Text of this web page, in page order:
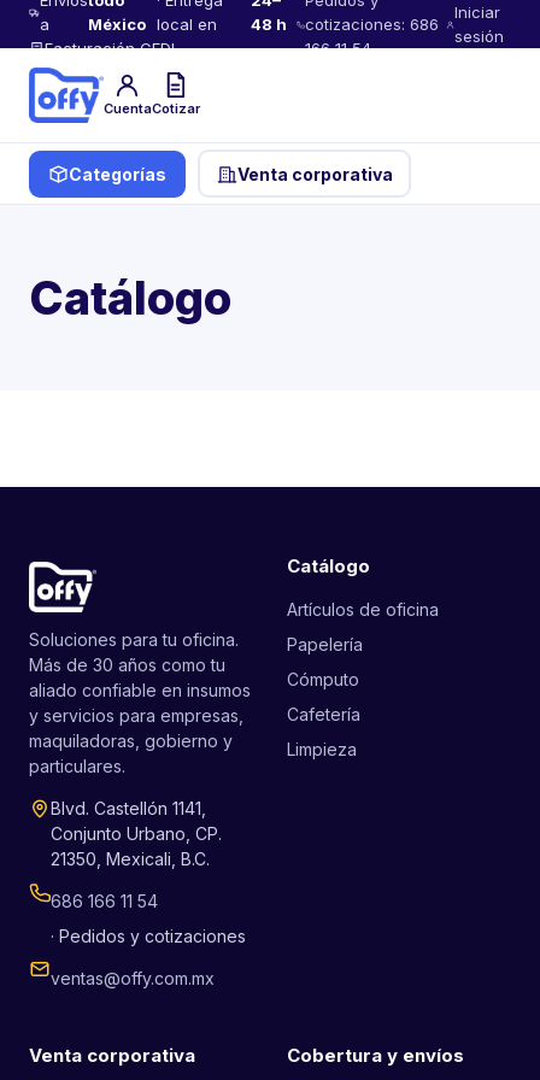
a
México local en
48 h
Facturación CFDI
cotizaciones: 686
166 11 54
Iniciar
sesión
CuentaCotizar
Categorías Venta corporativa
Catálogo
Soluciones para tu oficina.
Más de 30 años como tu
aliado confiable en insumos
y servicios para empresas,
maquiladoras, gobierno y
particulares.
Blvd. Castellón 1141,
Conjunto Urbano, CP.
21350, Mexicali, B.C.
686 166 11 54
· Pedidos y cotizaciones
ventas@offy.com.mx
Catálogo
Artículos de oficina
Papelería
Cómputo
Cafetería
Limpieza
Venta corporativa Cobertura y envíos